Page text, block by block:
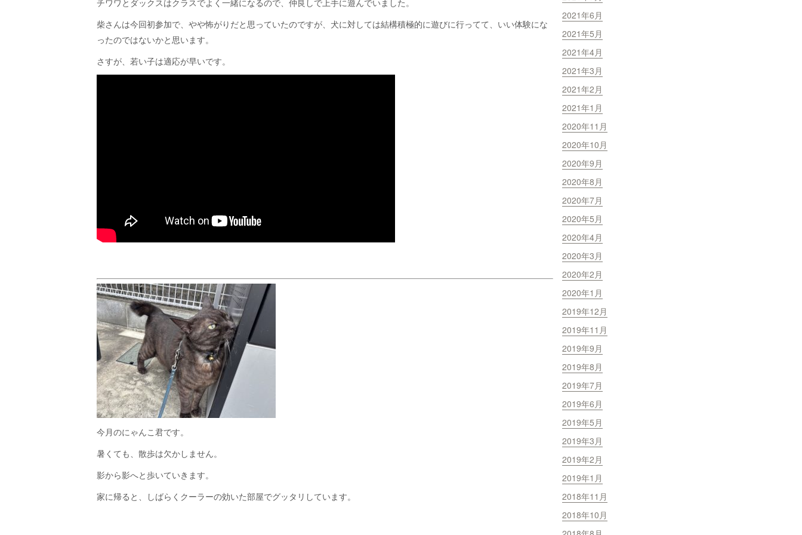
チワワとダックスはクラスでよく一緒になるので、仲良しで上手に遊んでいました。
柴さんは今回初参加で、やや怖がりだと思っていたのですが、犬に対しては結構積極的に遊びに行ってて、いい体験にな
ったのではないかと思います。
さすが、若い子は適応が早いです。
今月のにゃんこ君です。
暑くても、散歩は欠かしません。
影から影へと歩いていきます。
家に帰ると、しばらくクーラーの効いた部屋でグッタリしています。
2021年6月
2021年5月
2021年4月
2021年3月
2021年2月
2021年1月
2020年11月
2020年10月
2020年9月
2020年8月
2020年7月
2020年5月
2020年4月
2020年3月
2020年2月
2020年1月
2019年12月
2019年11月
2019年9月
2019年8月
2019年7月
2019年6月
2019年5月
2019年3月
2019年2月
2019年1月
2018年11月
2018年10月